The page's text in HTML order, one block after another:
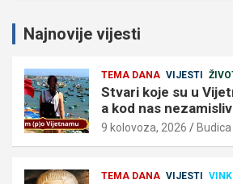
Najnovije vijesti
TEMA DANA VIJESTI
Stvari koje su u
a kod nas
9 kolovoza, 2026
TEMA DANA VIJESTI